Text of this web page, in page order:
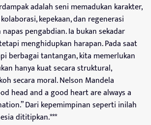
adalah seni memadukan karakter,
kepekaan, dan regenerasi
pengabdian. Ia bukan sekadar
menghidupkan harapan. Pada saat
berbagai tantangan, kita memerlukan
hanya kuat secara struktural,
secara moral. Nelson Mandela
head and a good heart are always a
Dari kepemimpinan seperti inilah
dititipkan.***